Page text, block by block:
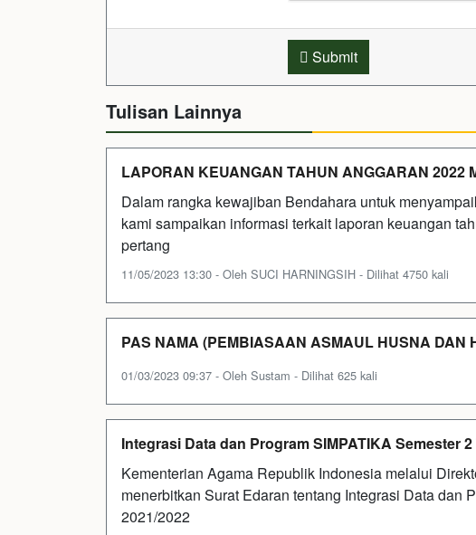
Submit
Tulisan Lainnya
LAPORAN KEUANGAN TAHUN ANGGARAN 2022
Dalam rangka kewajiban Bendahara untuk
kami sampaikan informasi terkait laporan keuangan
pertang
11/05/2023 13:30 - Oleh SUCI HARNINGSIH - Dilihat 4750 kali
PAS NAMA (PEMBIASAAN ASMAUL HUSNA DAN
01/03/2023 09:37 - Oleh Sustam - Dilihat 625 kali
Integrasi Data dan Program SIMPATIKA Semester
Kementerian Agama Republik Indonesia melalui
menerbitkan Surat Edaran tentang Integrasi Data dan
2021/2022